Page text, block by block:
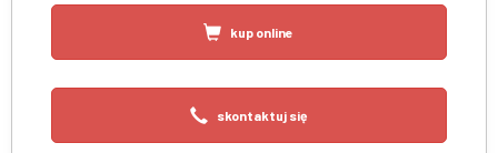
kup online
skontaktuj się